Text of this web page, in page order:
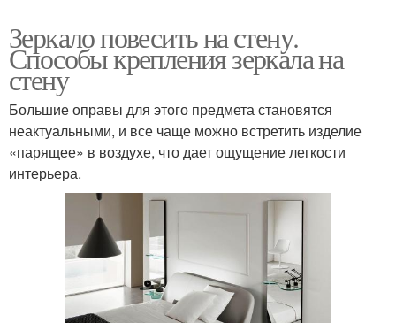
Зеркало повесить на стену.
Способы крепления зеркала на
стену
Большие оправы для этого предмета становятся
неактуальными, и все чаще можно встретить изделие
«парящее» в воздухе, что дает ощущение легкости
интерьера.